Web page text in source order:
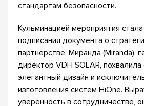
стандартам безопасности.
Кульминацией мероприятия
подписания документа о
партнерстве. Миранда (Miranda),
директор VDH SOLAR, похвалила
элегантный дизайн и
изготовления систем HiOne.
уверенность в сотрудничестве,